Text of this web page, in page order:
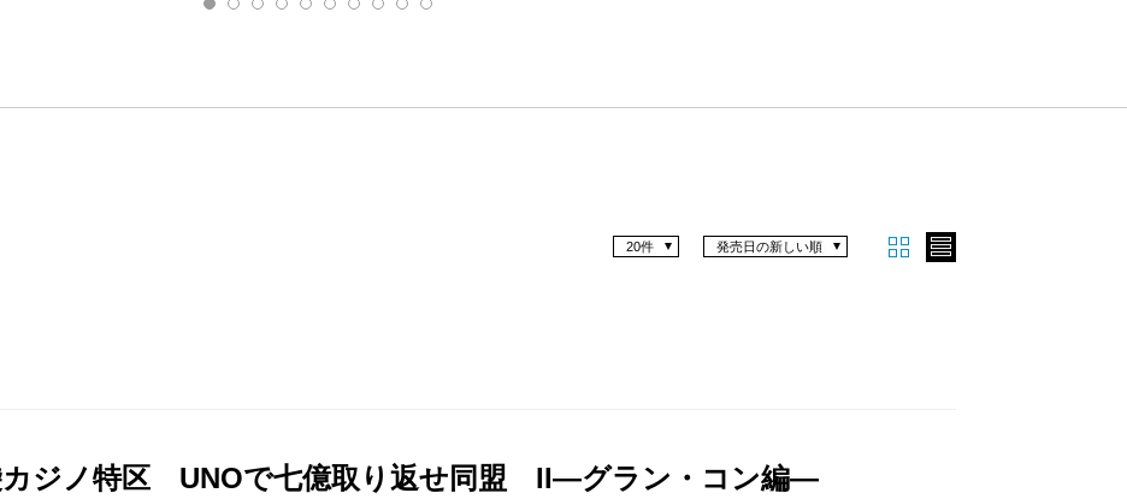
発売日の新しい順
20件
カジノ特区 UNOで七億取り返せ同盟 II―グラン・コン編―